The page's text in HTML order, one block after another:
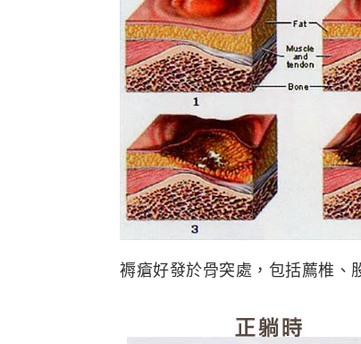
褥瘡好發於骨突處，包括薦椎、